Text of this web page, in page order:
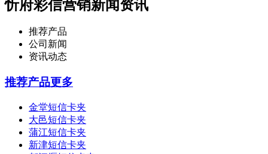
忻府彩信营销新闻资讯
推荐产品
公司新闻
资讯动态
推荐产品更多
金堂短信卡夹
大邑短信卡夹
蒲江短信卡夹
新津短信卡夹